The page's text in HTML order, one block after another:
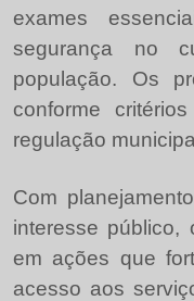
exames
segurança no
população. Os
conforme
regulação
Com
interesse público,
em ações que
acesso aos